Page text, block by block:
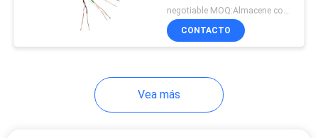
U/UTP los 0.5m
negotiable MOQ:Almacene como petición del cliente, tipo modificado para requisitos particulares 30000meter.
CONTACTO
Vea más